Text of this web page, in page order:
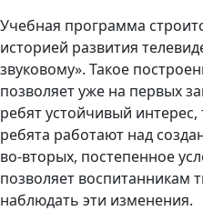
Учебная программа
историей развития
звуковому». Такое
позволяет уже на первых
ребят устойчивый интерес,
ребята работают над
во-вторых, постепенное
позволяет воспитанникам
наблюдать эти изменения.